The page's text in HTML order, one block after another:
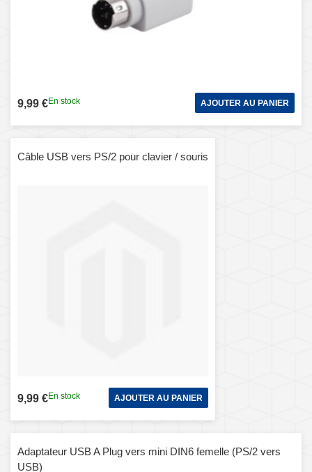
9,99 €En stock AJOUTER AU PANIER
Câble USB vers PS/2 pour clavier / souris
9,99 €En stock AJOUTER AU PANIER
Adaptateur USB A Plug vers mini DIN6 femelle (PS/2 vers
USB)